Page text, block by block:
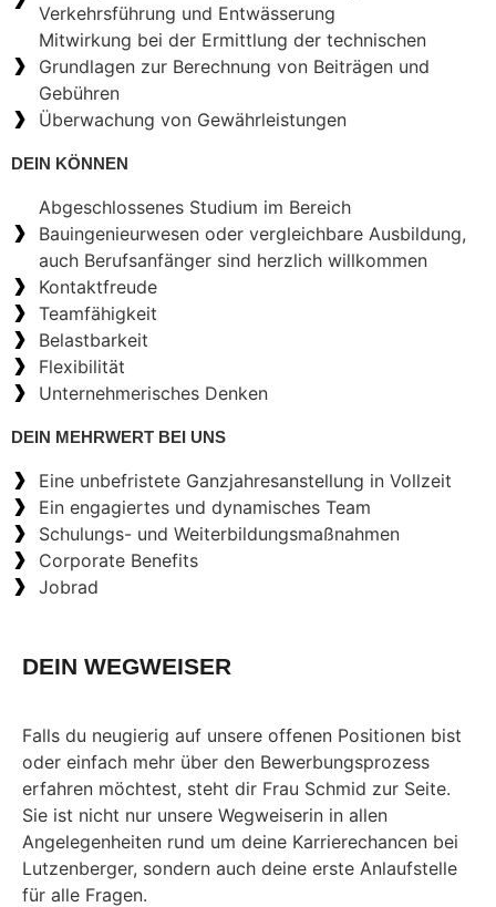
Verkehrsführung und Entwässerung
Mitwirkung bei der Ermittlung der technischen
Grundlagen zur Berechnung von Beiträgen und
Gebühren
Überwachung von Gewährleistungen
DEIN KÖNNEN
Abgeschlossenes Studium im Bereich
Bauingenieurwesen oder vergleichbare Ausbildung,
auch Berufsanfänger sind herzlich willkommen
Kontaktfreude
Teamfähigkeit
Belastbarkeit
Flexibilität
Unternehmerisches Denken
DEIN MEHRWERT BEI UNS
Eine unbefristete Ganzjahresanstellung in Vollzeit
Ein engagiertes und dynamisches Team
Schulungs- und Weiterbildungsmaßnahmen
Corporate Benefits
Jobrad
DEIN WEGWEISER
Falls du neugierig auf unsere offenen Positionen bist
oder einfach mehr über den Bewerbungsprozess
erfahren möchtest, steht dir Frau Schmid zur Seite.
Sie ist nicht nur unsere Wegweiserin in allen
Angelegenheiten rund um deine Karrierechancen bei
Lutzenberger, sondern auch deine erste Anlaufstelle
für alle Fragen.